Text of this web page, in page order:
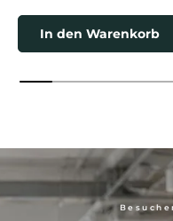
In den Warenkorb